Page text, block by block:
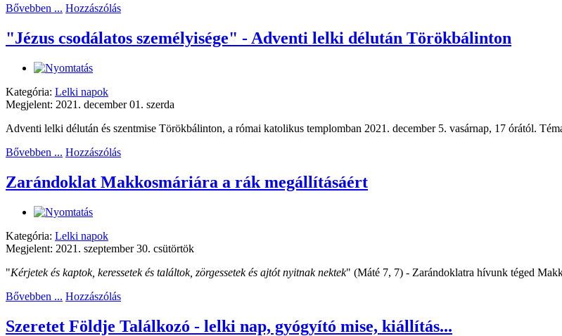
Bővebben ... Hozzászólás
"Jézus csodálatos személyisége" - Adventi lelki délután Törökbálinton
Kategória: Lelki napok
Megjelent: 2021. december 01. szerda
Adventi lelki délután és szentmise Törökbálinton, a római katolikus templomban 2021. december 5. vasárnap, 17 órától.
Bővebben ... Hozzászólás
Zarándoklat Makkosmáriára a rák megállításáért
Kategória: Lelki napok
Megjelent: 2021. szeptember 30. csütörtök
"Kérjetek és kaptok, keressetek és találtok, zörgessetek és ajtót nyitnak nektek" (Máté 7, 7) - Zarándoklatra hívunk téged
Bővebben ... Hozzászólás
Szeretet Földje Találkozó - lelki nap, gyógyító mise, kiállítás...